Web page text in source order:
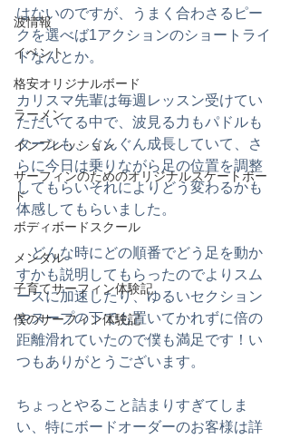
波情報
イベント
格安オリジナルボード
ラーメン
インプレッション
サーフィンのためのオリジナルスケートボー
ド
ボディボードスクール
メンタル
子育てサーフィン体験記
僕のサーフィン体験記
はないのですが、うまく合わさるピー
クを選べば1アクションのショートライ
ドなんとか。
カリスマ先輩は毎週レッスン受けてい
ただいてる中で、波見る力もパドルも
ターンも、ぐんぐん成長していて、さ
らに今日は乗りながら足の位置を調整
してもらいそれによりどう変わるかも
体感してもらいました。
どんな時にどの順番でどう足を動か
すかも説明してもらったのでよりスム
ースに加速したり、ゆるいセクション
やスープの下でも置いてかれずに倍の
距離滑れていたので僕も満足です！い
つもありがとうございます。
ちょっとやること詰まりすぎてしま
い、特にボードオーダーのお客様は詳